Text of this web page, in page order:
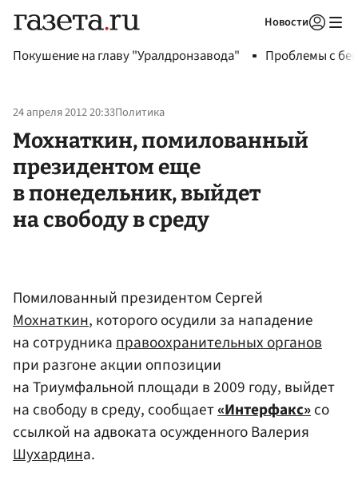
Новости
Покушение на главу "Уралдронзавода" Проблемы с
24 апреля 2012 20:33Политика
Мохнаткин, помилованный
президентом еще
в понедельник, выйдет
на свободу в среду
Помилованный президентом Сергей
Мохнаткин, которого осудили за нападение
на сотрудникаправоохранительных органов
при разгоне акции оппозиции
на Триумфальной площади в 2009 году, выйдет
на свободу в среду, сообщает«Интерфакс»со
ссылкой на адвоката осужденного Валерия
Шухардина.